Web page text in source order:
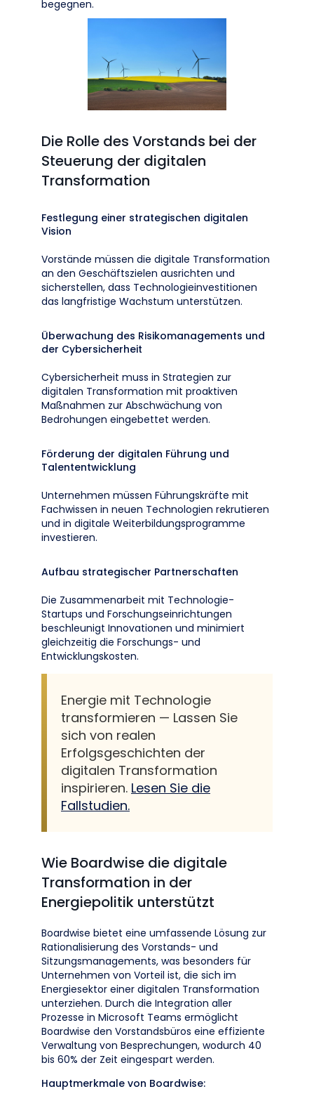
begegnen.
Die Rolle des Vorstands bei der
Steuerung der digitalen
Transformation
Festlegung einer strategischen digitalen
Vision
Vorstände müssen die digitale Transformation
an den Geschäftszielen ausrichten und
sicherstellen, dass Technologieinvestitionen
das langfristige Wachstum unterstützen.
Überwachung des Risikomanagements und
der Cybersicherheit
Cybersicherheit muss in Strategien zur
digitalen Transformation mit proaktiven
Maßnahmen zur Abschwächung von
Bedrohungen eingebettet werden.
Förderung der digitalen Führung und
Talententwicklung
Unternehmen müssen Führungskräfte mit
Fachwissen in neuen Technologien rekrutieren
und in digitale Weiterbildungsprogramme
investieren.
Aufbau strategischer Partnerschaften
Die Zusammenarbeit mit Technologie-
Startups und Forschungseinrichtungen
beschleunigt Innovationen und minimiert
gleichzeitig die Forschungs- und
Entwicklungskosten.
Energie mit Technologie
transformieren — Lassen Sie
sich von realen
Erfolgsgeschichten der
digitalen Transformation
inspirieren. Lesen Sie die
Fallstudien.
Wie Boardwise die digitale
Transformation in der
Energiepolitik unterstützt
Boardwise bietet eine umfassende Lösung zur
Rationalisierung des Vorstands- und
Sitzungsmanagements, was besonders für
Unternehmen von Vorteil ist, die sich im
Energiesektor einer digitalen Transformation
unterziehen. Durch die Integration aller
Prozesse in Microsoft Teams ermöglicht
Boardwise den Vorstandsbüros eine effiziente
Verwaltung von Besprechungen, wodurch 40
bis 60% der Zeit eingespart werden.
Hauptmerkmale von Boardwise: